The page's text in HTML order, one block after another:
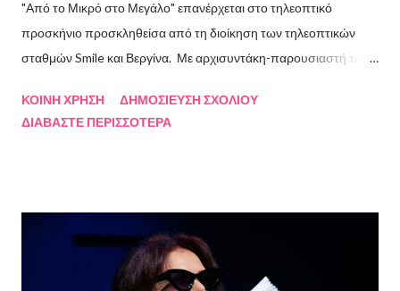
"Από το Μικρό στο Μεγάλο" επανέρχεται στο τηλεοπτικό
προσκήνιο προσκληθείσα από τη διοίκηση των τηλεοπτικών
σταθμών Smile και Βεργίνα. Με αρχισυντάκη-παρουσιαστή τον
Κακαβά θα προβάλλεται από τις 3 Αυγούστου και κάθε Σάββατο
Λουκάς Κούτρας Τη δεύτερη εκπομπή τίμησαν ο πρώην
πρόεδρος της Ε.Σ.Ε., συγγραφέας, Στάθης Βαλούκος, ο
ιστορικός συγγραφέας Δρ Ιωάννης Δασκαρόλης, η
ΚΟΙΝΉ ΧΡΉΣΗ
ΔΗΜΟΣΊΕΥΣΗ ΣΧΟΛΊΟΥ
ΔΙΑΒΆΣΤΕ ΠΕΡΙΣΣΌΤΕΡΑ